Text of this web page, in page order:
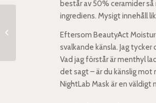
består av 50% ceramider
ingrediens. Mysigt innehåll
Eftersom BeautyAct
svalkande känsla. Jag
Vad jag förstår är menthyl
det sagt – är du känslig mot
NightLab Mask är en
Westman Atelier Super
Loaded Tinted